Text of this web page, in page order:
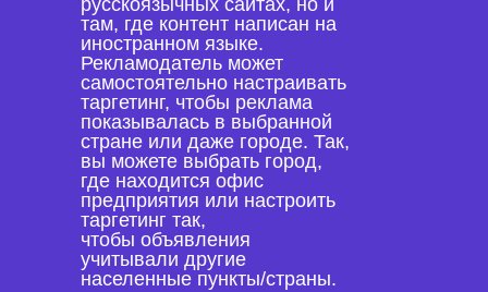
русскоязычных сайтах, но и
там, где контент написан на
иностранном языке.
Рекламодатель может
самостоятельно настраивать
таргетинг, чтобы реклама
показывалась в выбранной
стране или даже городе. Так,
вы можете выбрать город,
где находится офис
предприятия или настроить
таргетинг так,
чтобы объявления
учитывали другие
населенные пункты/страны.